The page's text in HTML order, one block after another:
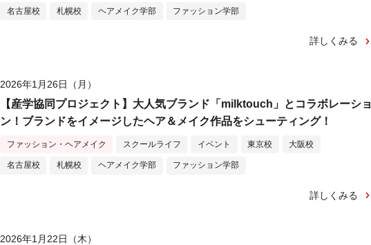
名古屋校 札幌校 ヘアメイク学部 ファッション学部
詳しくみる
2026年1月26日（月）
【産学協同プロジェクト】大人気ブランド「milktouch」とコラボレーショ
ン！ブランドをイメージしたヘア＆メイク作品をシューティング！
ファッション・ヘアメイク スクールライフ イベント 東京校 大阪校
名古屋校 札幌校 ヘアメイク学部 ファッション学部
詳しくみる
2026年1月22日（木）